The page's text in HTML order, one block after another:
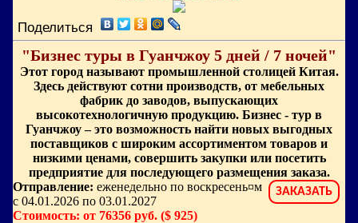
Поделиться
"Бизнес туры в Гуанчжоу 5 дней / 7 ночей"
Этот город называют промышленной столицей Китая.
Здесь действуют сотни производств, от мебельных
фабрик до заводов, выпускающих
высокотехнологичную продукцию. Бизнес - тур в
Гуанчжоу – это возможность найти новых выгодных
поставщиков с широким ассортиментом товаров и
низкими ценами, совершить закупки или посетить
предприятие для последующего размещения заказа.
ЗАКАЗАТЬ
Отправление: еженедельно по воскресень¤м
с 04.01.2026 по 03.01.2027
Стоимость: от 76356 руб. ($ 925)